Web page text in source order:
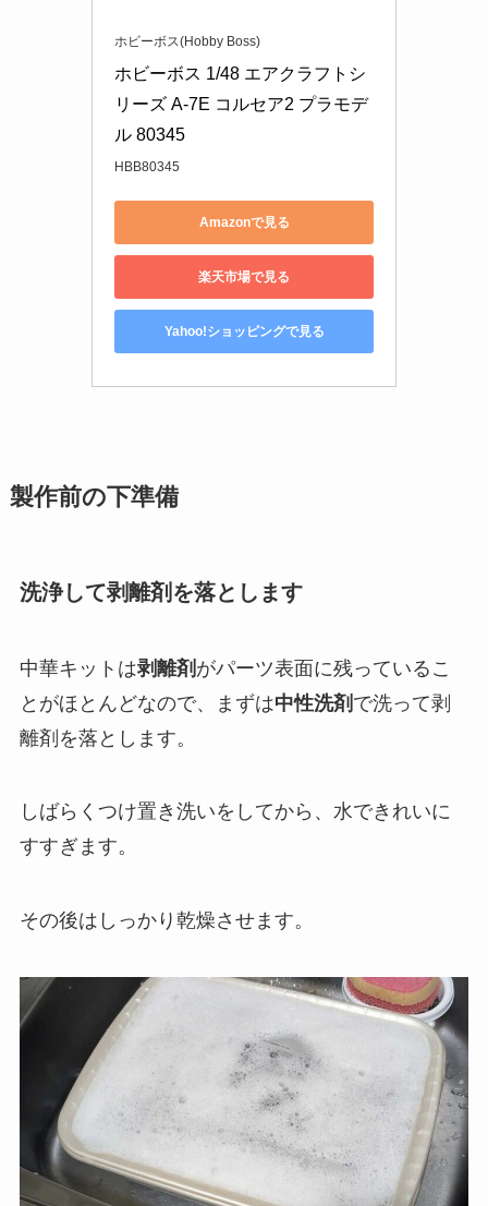
ホビーボス(Hobby Boss)
ホビーボス 1/48 エアクラフトシ
リーズ A-7E コルセア2 プラモデ
ル 80345
HBB80345
Amazonで見る
楽天市場で見る
Yahoo!ショッピングで見る
製作前の下準備
洗浄して剥離剤を落とします
中華キットは剥離剤 がパーツ表面に残っているこ
とがほとんどなので、まずは中性洗剤 で洗って剥
離剤を落とします。
しばらくつけ置き洗いをしてから、水できれいに
すすぎます。
その後はしっかり乾燥させます。